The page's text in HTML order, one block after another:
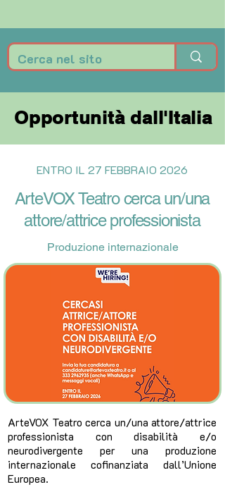
Opportunità dall'Italia
Opportunità dall'Italia
ENTRO IL 27 FEBBRAIO 2026
ArteVOX Teatro cerca un/una
attore/attrice professionista
Produzione internazionale
ArteVOX Teatro cerca un/una attore/attrice
professionista con disabilità e/o
neurodivergente per una produzione
internazionale cofinanziata dall’Unione
Europea.